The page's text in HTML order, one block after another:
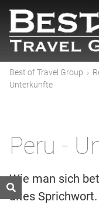
Best of Travel Group ›
Unterkünfte
Peru -
Wie man sich
altes Sprichwort.